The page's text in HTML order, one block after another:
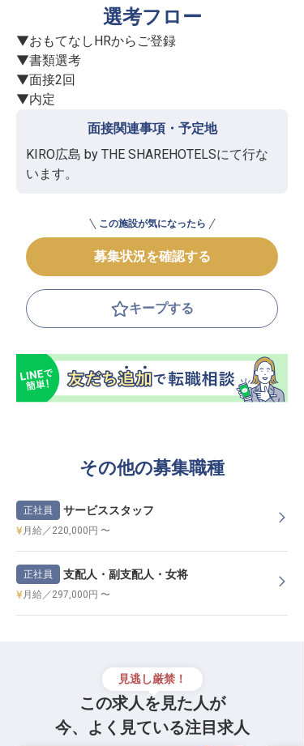
選考フロー
▼おもてなしHRからご登録
▼書類選考
▼面接2回
▼内定
面接関連事項・予定地
KIRO広島 by THE SHAREHOTELSにて行な
います。
この施設が気になったら
募集状況を確認する
キープする
その他の募集職種
正社員 サービススタッフ
月給／220,000円 〜
正社員 支配人・副支配人・女将
月給／297,000円 〜
見逃し厳禁！
この求人を見た人が
今、よく見ている注目求人